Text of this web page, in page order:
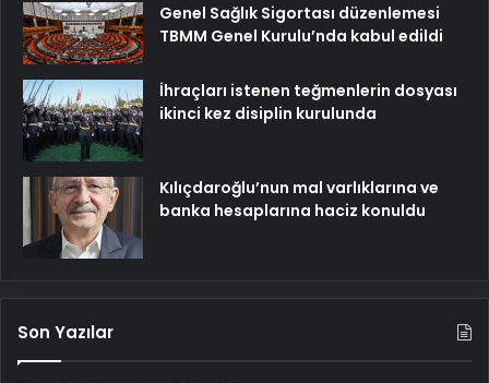
Genel Sağlık Sigortası düzenlemesi
TBMM Genel Kurulu’nda kabul edildi
İhraçları istenen teğmenlerin dosyası
ikinci kez disiplin kurulunda
Kılıçdaroğlu’nun mal varlıklarına ve
banka hesaplarına haciz konuldu
Son Yazılar